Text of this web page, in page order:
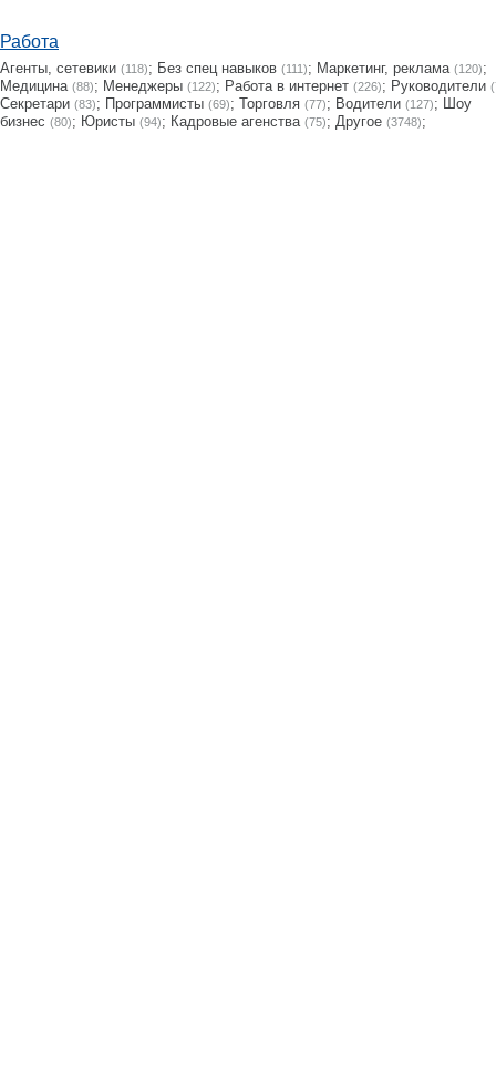
Работа
Агенты, сетевики (118); Без спец навыков (111); Маркетинг, реклама (120);
Медицина (88); Менеджеры (122); Работа в интернет (226); Руководители
Секретари (83); Программисты (69); Торговля (77); Водители (127); Шоу
бизнес (80); Юристы (94); Кадровые агенства (75); Другое (3748);